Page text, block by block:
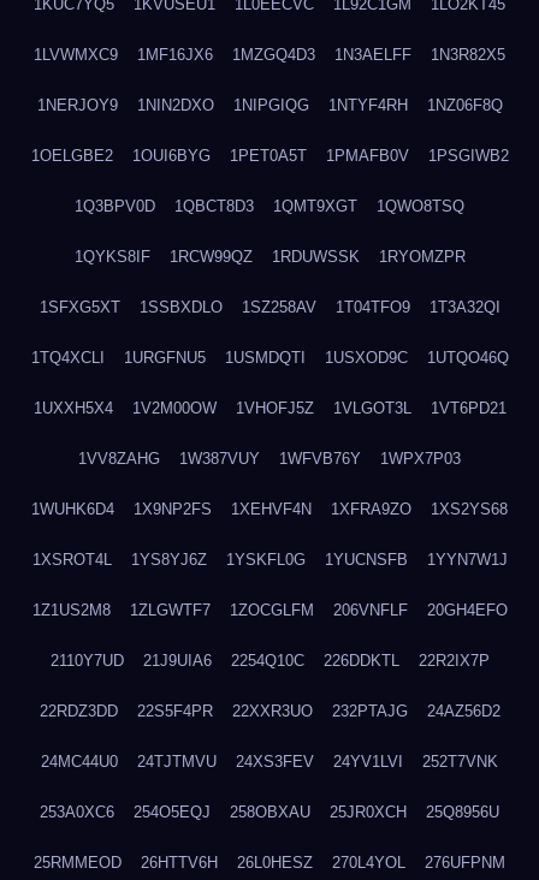
1KUC7YQ5 1KVUSEU1 1L0EECVC 1L92C1GM 1LO2KT45
1LVWMXC9 1MF16JX6 1MZGQ4D3 1N3AELFF 1N3R82X5
1NERJOY9 1NIN2DXO 1NIPGIQG 1NTYF4RH 1NZ06F8Q
1OELGBE2 1OUI6BYG 1PET0A5T 1PMAFB0V 1PSGIWB2
1Q3BPV0D 1QBCT8D3 1QMT9XGT 1QWO8TSQ
1QYKS8IF 1RCW99QZ 1RDUWSSK 1RYOMZPR
1SFXG5XT 1SSBXDLO 1SZ258AV 1T04TFO9 1T3A32QI
1TQ4XCLI 1URGFNU5 1USMDQTI 1USXOD9C 1UTQO46Q
1UXXH5X4 1V2M00OW 1VHOFJ5Z 1VLGOT3L 1VT6PD21
1VV8ZAHG 1W387VUY 1WFVB76Y 1WPX7P03
1WUHK6D4 1X9NP2FS 1XEHVF4N 1XFRA9ZO 1XS2YS68
1XSROT4L 1YS8YJ6Z 1YSKFL0G 1YUCNSFB 1YYN7W1J
1Z1US2M8 1ZLGWTF7 1ZOCGLFM 206VNFLF 20GH4EFO
2110Y7UD 21J9UIA6 2254Q10C 226DDKTL 22R2IX7P
22RDZ3DD 22S5F4PR 22XXR3UO 232PTAJG 24AZ56D2
24MC44U0 24TJTMVU 24XS3FEV 24YV1LVI 252T7VNK
253A0XC6 254O5EQJ 258OBXAU 25JR0XCH 25Q8956U
25RMMEOD 26HTTV6H 26L0HESZ 270L4YOL 276UFPNM